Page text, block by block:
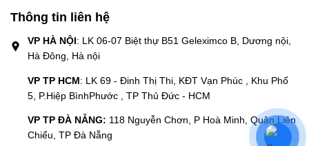
Thông tin liên hệ
VP HÀ NỘI: LK 06-07 Biệt thự B51 Geleximco B, Dương nội,
Hà Đông, Hà nội
VP TP HCM: LK 69 - Đinh Thị Thi, KĐT Vạn Phúc , Khu Phố
5, P.Hiệp BìnhPhước , TP Thủ Đức - HCM
VP TP ĐÀ NẴNG: 118 Nguyễn Chơn, P Hoà Minh, Quận Liên
Chiểu, TP Đà Nẵng